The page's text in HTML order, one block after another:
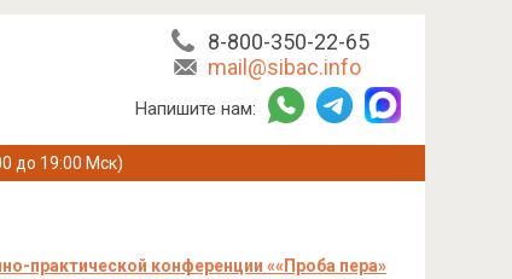
8-800-350-22-65
mail@sibac.info
Напишите нам:
до 19:00 Мск)
практической конференции ««Проба пера»